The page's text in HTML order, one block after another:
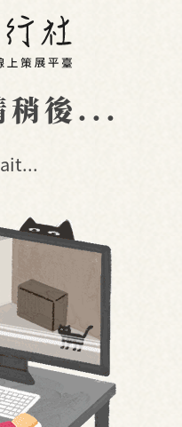
稍後...